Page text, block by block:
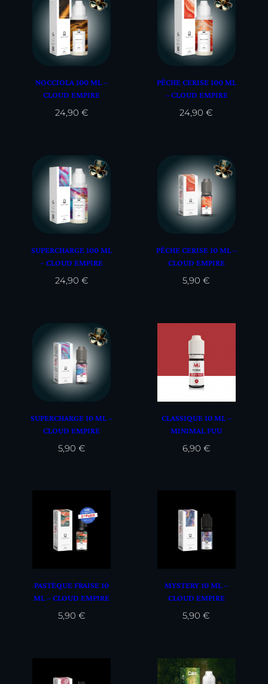
NOCCIOLA 100 ML –
CLOUD EMPIRE
24,90 €
PÊCHE CERISE 100 ML
– CLOUD EMPIRE
24,90€
SUPERCHARGE 100 ML
– CLOUD EMPIRE
24,90 €
PÊCHE CERISE 10 ML –
CLOUD EMPIRE
5,90€
SUPERCHARGE 10 ML –
CLOUD EMPIRE
5,90 €
CLASSIQUE 10 ML –
MINIMAL FUU
6,90 €
PASTÈQUE FRAISE 10
ML – CLOUD EMPIRE
5,90 €
MYSTERY 10 ML –
CLOUD EMPIRE
5,90€